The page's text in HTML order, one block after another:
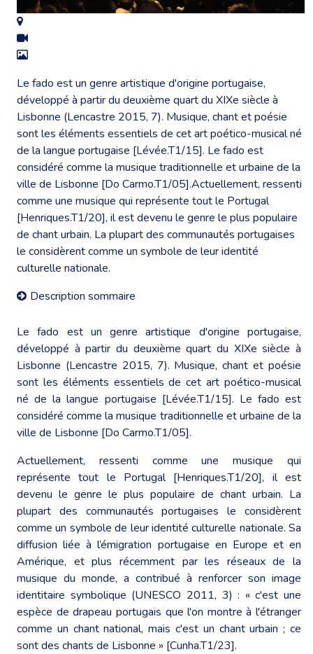
Le fado est un genre artistique d'origine portugaise,
développé à partir du deuxième quart du XIXe siècle à
Lisbonne (Lencastre 2015, 7). Musique, chant et poésie
sont les éléments essentiels de cet art poético-musical né
de la langue portugaise [Lévée.T1/15]. Le fado est
considéré comme la musique traditionnelle et urbaine de la
ville de Lisbonne [Do Carmo.T1/05].Actuellement, ressenti
comme une musique qui représente tout le Portugal
[Henriques.T1/20], il est devenu le genre le plus populaire
de chant urbain. La plupart des communautés portugaises
le considèrent comme un symbole de leur identité
culturelle nationale.
Description sommaire
Le fado est un genre artistique d'origine portugaise,
développé à partir du deuxième quart du XIXe siècle à
Lisbonne (Lencastre 2015, 7). Musique, chant et poésie
sont les éléments essentiels de cet art poético-musical
né de la langue portugaise [Lévée.T1/15]. Le fado est
considéré comme la musique traditionnelle et urbaine de la
ville de Lisbonne [Do Carmo.T1/05].
Actuellement, ressenti comme une musique qui
représente tout le Portugal [Henriques.T1/20], il est
devenu le genre le plus populaire de chant urbain. La
plupart des communautés portugaises le considèrent
comme un symbole de leur identité culturelle nationale. Sa
diffusion liée à l’émigration portugaise en Europe et en
Amérique, et plus récemment par les réseaux de la
musique du monde, a contribué à renforcer son image
identitaire symbolique (UNESCO 2011, 3) : « c'est une
espèce de drapeau portugais que l'on montre à l'étranger
comme un chant national, mais c'est un chant urbain ; ce
sont des chants de Lisbonne » [Cunha.T1/23].